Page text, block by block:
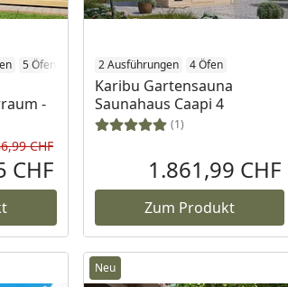
5 Öfen
-
Rabatt in Prozent
Ursprünglicher Preis
CHF
CHF
2 Ausführungen 4 Öfen
Karibu Gartensauna
Saunahaus Caapi 4
(1)
1.861,99 CHF
Zum Produkt
Neu